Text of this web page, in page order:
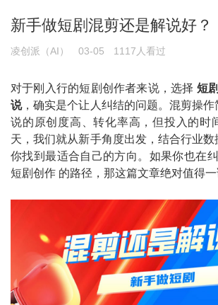
新手做短剧混剪还是解说好？
凌创派（AI） 03-05 1117人看过
对于刚入行的短剧创作者来说，选择 短
说，确实是个让人纠结的问题。混剪操
说的原创度高、转化率高，但投入的时
天，我们就从新手角度出发，结合行业
你找到最适合自己的方向。如果你也在
短剧创作 的路径，那这篇文章绝对值得一